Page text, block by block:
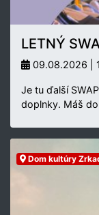
LETNÝ
09.08.2026 |
Je tu ďalší
doplnky. Máš
Dom kultúry